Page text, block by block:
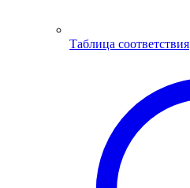
Таблица соответствия